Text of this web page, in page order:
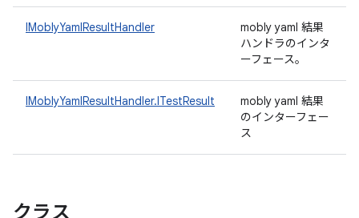
IMoblyYamlResultHandler
mobly yaml 結果
ハンドラのインタ
ーフェース。
IMoblyYamlResultHandler.ITestResult
mobly yaml 結果
のインターフェー
ス
クラス